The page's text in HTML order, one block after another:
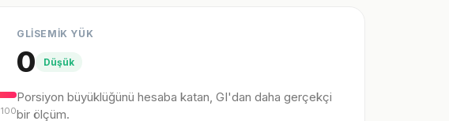
100
GLİSEMİK YÜK
0 Düşük
Porsiyon büyüklüğünü hesaba katan, GI'dan daha gerçekçi
bir ölçüm.